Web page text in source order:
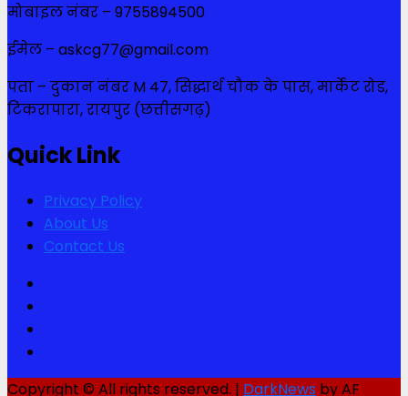
मोबाइल नंबर – 9755894500
ईमेल – askcg77@gmail.com
पता – दुकान नंबर M 47, सिद्धार्थ चौक के पास, मार्केट रोड,
टिकरापारा, रायपुर (छत्तीसगढ़)
Quick Link
Privacy Policy
About Us
Contact Us
Copyright © All rights reserved. | DarkNews by AF